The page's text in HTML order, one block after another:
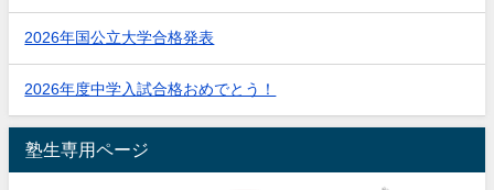
2026年国公立大学合格発表
2026年度中学入試合格おめでとう！
塾生専用ページ